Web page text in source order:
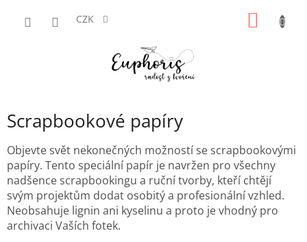
CZK
Scrapbookové papíry
Objevte svět nekonečných možností se scrapbookovými
papíry. Tento speciální papír je navržen pro všechny
nadšence scrapbookingu a ruční tvorby, kteří chtějí
svým projektům dodat osobitý a profesionální vzhled.
Neobsahuje lignin ani kyselinu a proto je vhodný pro
archivaci Vaších fotek.